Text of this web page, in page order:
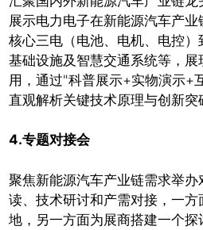
展示电力电子在新能源汽车产业
核心三电（电池、电机、电控
基础设施及智慧交通系统等，
用，通过"科普展示+实物演示+
直观解析关键技术原理与创新突
4.专题对接会
聚焦新能源汽车产业链需求举
读、技术研讨和产需对接，一
地，另一方面为展商搭建一个